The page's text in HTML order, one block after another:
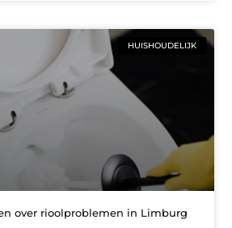
HUISHOUDELIJK
over rioolproblemen in Limburg